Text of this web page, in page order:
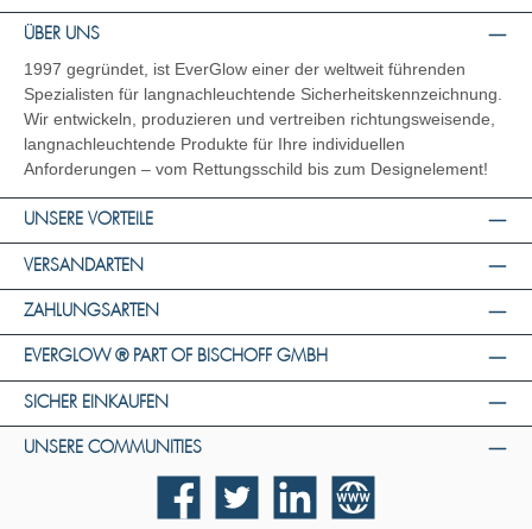
ÜBER UNS
1997 gegründet, ist EverGlow einer der weltweit führenden
Spezialisten für langnachleuchtende Sicherheitskennzeichnung.
Wir entwickeln, produzieren und vertreiben richtungsweisende,
langnachleuchtende Produkte für Ihre individuellen
Anforderungen – vom Rettungsschild bis zum Designelement!
UNSERE VORTEILE
VERSANDARTEN
ZAHLUNGSARTEN
EVERGLOW ® PART OF BISCHOFF GMBH
SICHER EINKAUFEN
UNSERE COMMUNITIES
FacebookTwitter LinkedIn Website